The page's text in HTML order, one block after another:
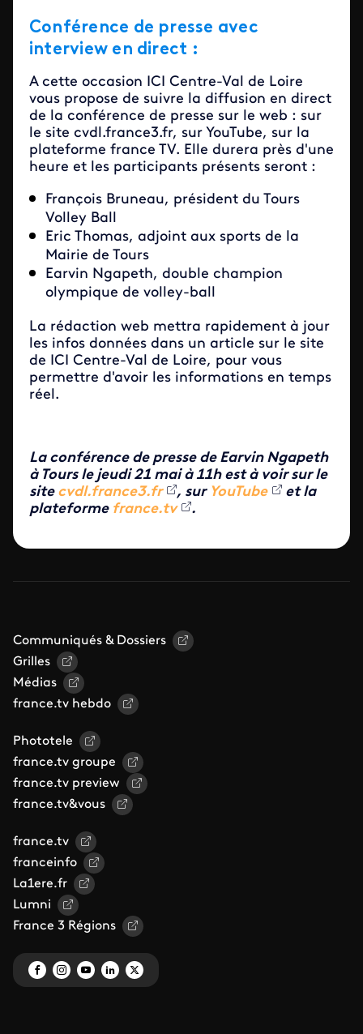
Conférence de presse avec
interview en direct :
A cette occasion ICI Centre-Val de Loire
vous propose de suivre la diffusion en direct
de la conférence de presse sur le web : sur
le site cvdl.france3.fr, sur YouTube, sur la
plateforme france TV. Elle durera près d'une
heure et les participants présents seront :
François Bruneau, président du Tours
Volley Ball
Eric Thomas, adjoint aux sports de la
Mairie de Tours
Earvin Ngapeth, double champion
olympique de volley-ball
La rédaction web mettra rapidement à jour
les infos données dans un article sur le site
de ICI Centre-Val de Loire, pour vous
permettre d'avoir les informations en temps
réel.
La conférence de presse de Earvin Ngapeth
à Tours le jeudi 21 maià 11h est à voir sur le
site cvdl.france3.fr , sur YouTube
et la
plateforme france.tv .
Communiqués & Dossiers
Grilles
Médias
france.tv hebdo
Phototele
france.tv groupe
france.tv preview
france.tv&vous
france.tv
franceinfo
La1ere.fr
Lumni
France 3 Régions